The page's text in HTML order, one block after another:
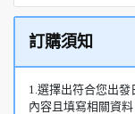
訂購須知
1.選擇出符合您出
內容且填寫相關資